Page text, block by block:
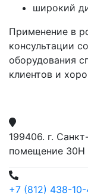
широкий
Применение в
консультации
оборудования
клиентов и
199406. г.
помещение 30Н
+7 (812) 438-